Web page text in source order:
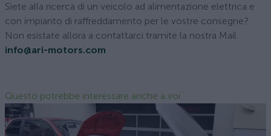
Siete alla ricerca di un veicolo ad alimentazione elettrica e
con impianto di raffreddamento per le vostre consegne?
Non esistate allora a contattarci tramite la nostra Mail
info@ari-motors.com
Questo potrebbe interessare anche a voi